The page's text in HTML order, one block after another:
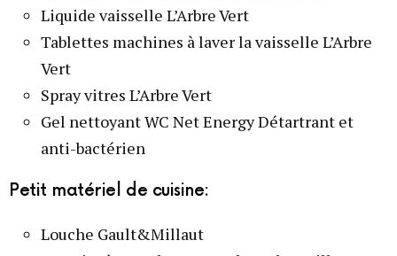
Liquide vaisselle L’Arbre Vert
Tablettes machines à laver la vaisselle L’Arbre
Vert
Spray vitres L’Arbre Vert
Gel nettoyant WC Net Energy Détartrant et
anti-bactérien
Petit matériel de cuisine:
Louche Gault&Millaut